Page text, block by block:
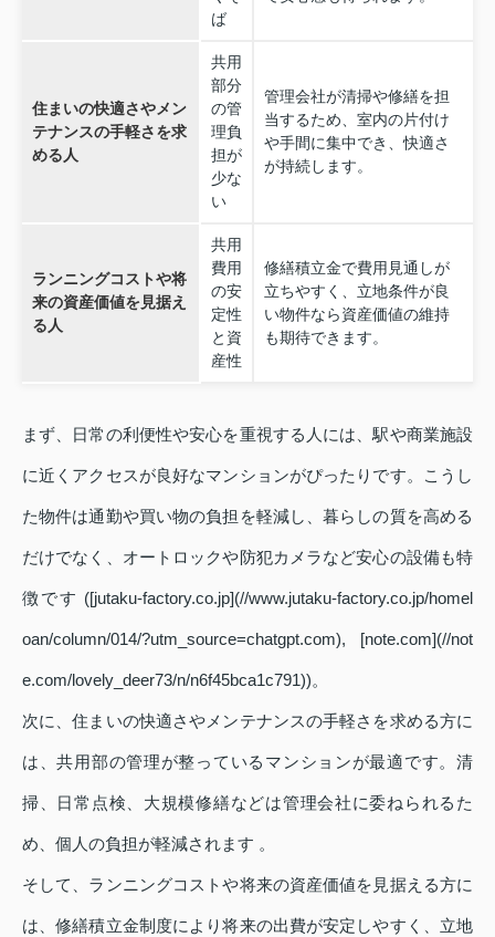
ば
住まいの快適さやメン
テナンスの手軽さを求
める人
共用
部分
の管
理負
担が
少な
い
管理会社が清掃や修繕を担
当するため、室内の片付け
や手間に集中でき、快適さ
が持続します。
ランニングコストや将
来の資産価値を見据え
る人
共用
費用
の安
定性
と資
産性
修繕積立金で費用見通しが
立ちやすく、立地条件が良
い物件なら資産価値の維持
も期待できます。
まず、日常の利便性や安心を重視する人には、駅や商業施設
に近くアクセスが良好なマンションがぴったりです。こうし
た物件は通勤や買い物の負担を軽減し、暮らしの質を高める
だけでなく、オートロックや防犯カメラなど安心の設備も特
徴です ([jutaku-factory.co.jp](//www.jutaku-factory.co.jp/homel
oan/column/014/?utm_source=chatgpt.com), [note.com](//not
e.com/lovely_deer73/n/n6f45bca1c791))。
次に、住まいの快適さやメンテナンスの手軽さを求める方に
は、共用部の管理が整っているマンションが最適です。清
掃、日常点検、大規模修繕などは管理会社に委ねられるた
め、個人の負担が軽減されます 。
そして、ランニングコストや将来の資産価値を見据える方に
は、修繕積立金制度により将来の出費が安定しやすく、立地